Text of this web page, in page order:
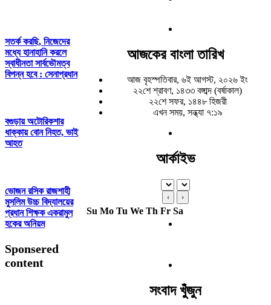
সতর্ক করছি, নিজেদের
মধ্যে হানাহানি করলে
স্বাধীনতা সার্বভৌমত্ব
বিপন্ন হবে : সেনাপ্রধান
বগুড়ায় অটোরিকশার
ধাক্কায় বোন নিহত, ভাই
আহত
ভোজন রসিক রাজশাহী
মুসলিম উচ্চ বিদ্যালয়ের
প্রধান শিক্ষক একরামুল
হকের অনিয়ম
Sponsered
content
আজকের বাংলা তারিখ
আজ বৃহস্পতিবার, ৬ই আগস্ট, ২০২৬ ইং
২২শে শ্রাবণ, ১৪৩৩ বঙ্গাব্দ (বর্ষাকাল)
২২শে সফর, ১৪৪৮ হিজরী
এখন সময়, সন্ধ্যা ৭:১৯
আর্কাইভ
‹ ›
Su Mo Tu We Th Fr Sa
সংবাদ খুঁজুন